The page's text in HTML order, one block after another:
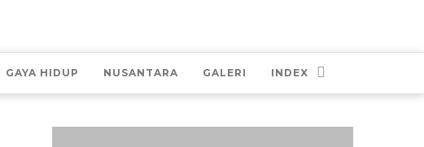
GAYA HIDUP NUSANTARA GALERI INDEX